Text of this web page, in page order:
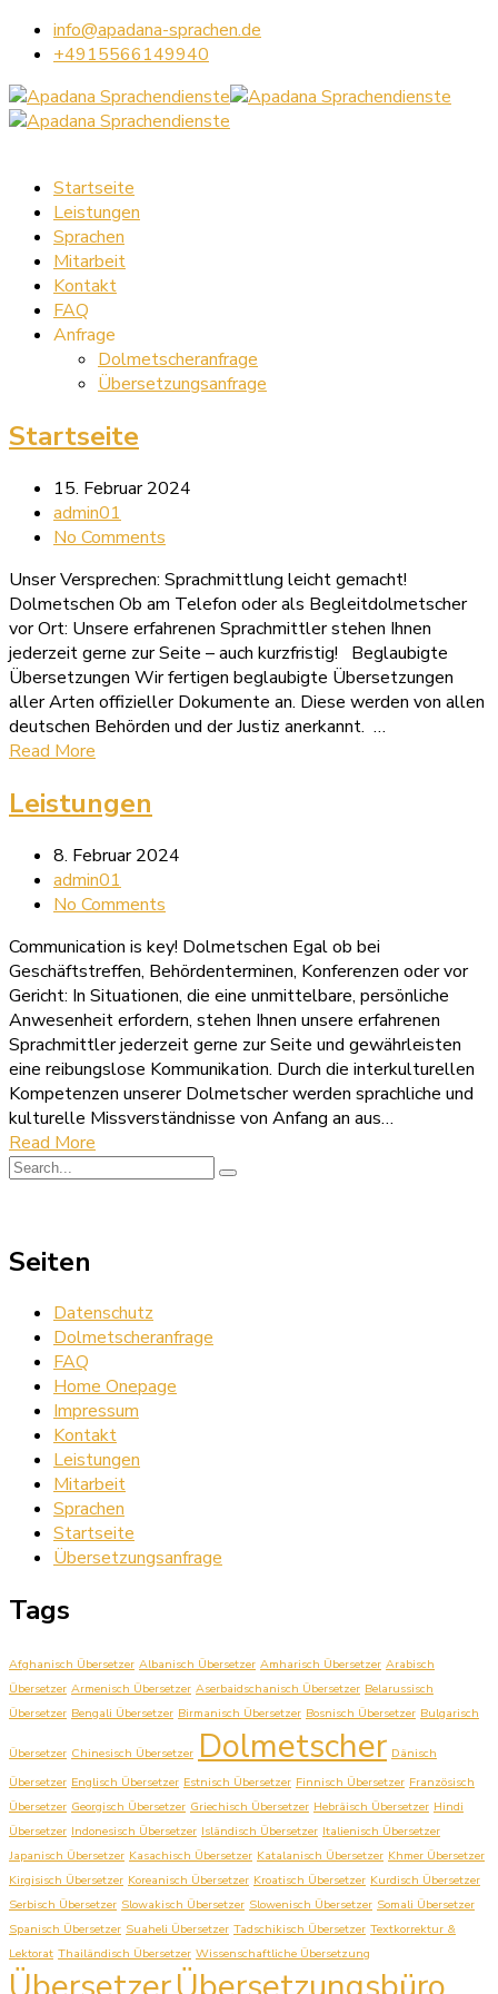
info@apadana-sprachen.de
+4915566149940
Startseite
Leistungen
Sprachen
Mitarbeit
Kontakt
FAQ
Anfrage
Dolmetscheranfrage
Übersetzungsanfrage
Startseite
15. Februar 2024
admin01
No Comments
Unser Versprechen: Sprachmittlung leicht gemacht!
Dolmetschen Ob am Telefon oder als Begleitdolmetscher
vor Ort: Unsere erfahrenen Sprachmittler stehen Ihnen
jederzeit gerne zur Seite – auch kurzfristig! Beglaubigte
Übersetzungen Wir fertigen beglaubigte Übersetzungen
aller Arten offizieller Dokumente an. Diese werden von allen
deutschen Behörden und der Justiz anerkannt. …
Read More
Leistungen
8. Februar 2024
admin01
No Comments
Communication is key! Dolmetschen Egal ob bei
Geschäftstreffen, Behördenterminen, Konferenzen oder vor
Gericht: In Situationen, die eine unmittelbare, persönliche
Anwesenheit erfordern, stehen Ihnen unsere erfahrenen
Sprachmittler jederzeit gerne zur Seite und gewährleisten
eine reibungslose Kommunikation. Durch die interkulturellen
Kompetenzen unserer Dolmetscher werden sprachliche und
kulturelle Missverständnisse von Anfang an aus…
Read More
Seiten
Datenschutz
Dolmetscheranfrage
FAQ
Home Onepage
Impressum
Kontakt
Leistungen
Mitarbeit
Sprachen
Startseite
Übersetzungsanfrage
Tags
Afghanisch Übersetzer Albanisch Übersetzer Amharisch Übersetzer Arabisch
Übersetzer Armenisch Übersetzer Aserbaidschanisch Übersetzer Belarussisch
Übersetzer Bengali Übersetzer Birmanisch Übersetzer Bosnisch Übersetzer Bulgarisch
Übersetzer Chinesisch Übersetzer Dolmetscher Dänisch
Übersetzer Englisch Übersetzer Estnisch Übersetzer Finnisch Übersetzer Französisch
Übersetzer Georgisch Übersetzer Griechisch Übersetzer Hebräisch Übersetzer Hindi
Übersetzer Indonesisch Übersetzer Isländisch Übersetzer Italienisch Übersetzer
Japanisch Übersetzer Kasachisch Übersetzer Katalanisch Übersetzer Khmer Übersetzer
Kirgisisch Übersetzer Koreanisch Übersetzer Kroatisch Übersetzer Kurdisch Übersetzer
Serbisch Übersetzer Slowakisch Übersetzer Slowenisch Übersetzer Somali Übersetzer
Spanisch Übersetzer Suaheli Übersetzer Tadschikisch Übersetzer Textkorrektur &
Lektorat Thailändisch Übersetzer Wissenschaftliche Übersetzung